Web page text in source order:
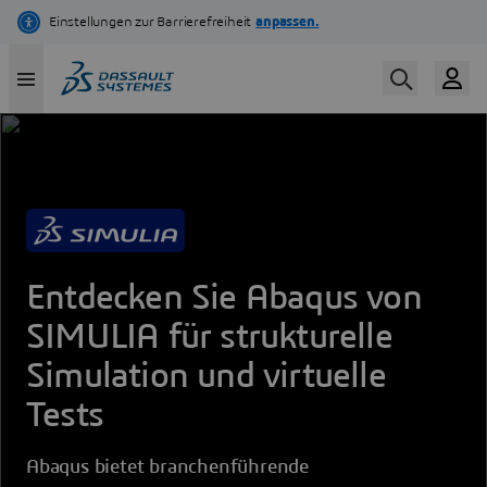
Skip
content
Entdecken Sie Abaqus von
SIMULIA für strukturelle
Simulation und virtuelle
Tests
Abaqus bietet branchenführende